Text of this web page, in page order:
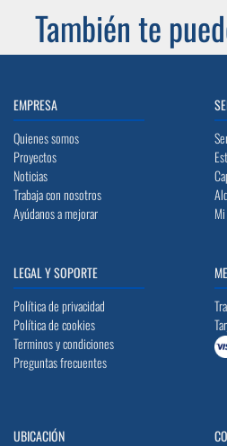
También te
EMPRESA
Quienes somos
Proyectos
Noticias
Trabaja con nosotros
Ayúdanos a mejorar
LEGAL Y SOPORTE
Política de privacidad
Política de cookies
Terminos y condiciones
Preguntas frecuentes
UBICACIÓN